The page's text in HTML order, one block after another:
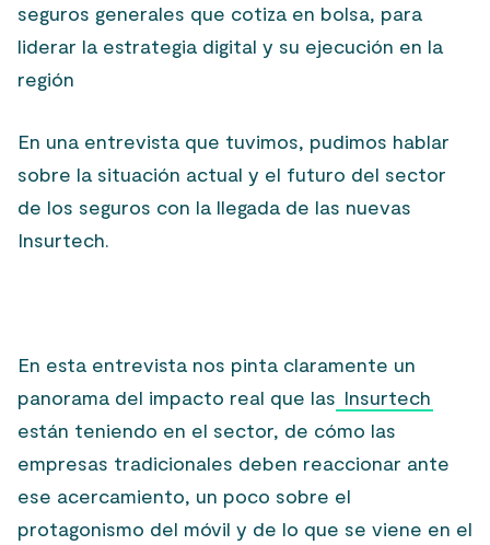
seguros generales que cotiza en bolsa, para
liderar la estrategia digital y su ejecución en la
región
En una entrevista que tuvimos, pudimos hablar
sobre la situación actual y el futuro del sector
de los seguros con la llegada de las nuevas
Insurtech.
En esta entrevista nos pinta claramente un
panorama del impacto real que las Insurtech
están teniendo en el sector, de cómo las
empresas tradicionales deben reaccionar ante
ese acercamiento, un poco sobre el
protagonismo del móvil y de lo que se viene en el